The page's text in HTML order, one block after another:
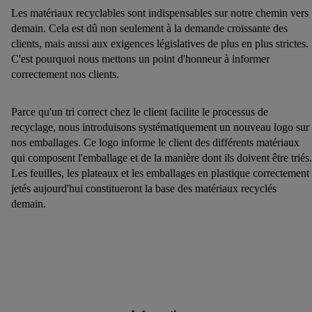
Les matériaux recyclables sont indispensables sur notre chemin vers
demain. Cela est dû non seulement à la demande croissante des
clients, mais aussi aux exigences législatives de plus en plus strictes.
C'est pourquoi nous mettons un point d'honneur à informer
correctement nos clients.
Parce qu'un tri correct chez le client facilite le processus de
recyclage, nous introduisons systématiquement un nouveau logo sur
nos emballages. Ce logo informe le client des différents matériaux
qui composent l'emballage et de la manière dont ils doivent être triés.
Les feuilles, les plateaux et les emballages en plastique correctement
jetés aujourd'hui constitueront la base des matériaux recyclés
demain.
avec d’autres identifiants ou identifiants qui vous sont attribués
et dont dispose Criteo S.A.
Sous réserve de votre accord, les publicités liées au reciblage,
c’est-à-dire des publicités pour des produits pour lesquels vous
avez montré de l’intérêt (par exemple en plaçant le produit
peuvent également être affichées sur plusieurs apppareils et
plusieurs services de Lidl si plusieurs terminaux ou plusieurs
services de Lidl peuvent vous être attribués en utilisant votre
adresse e-mail hachée et, le cas échéant, d’autres
identifiants/identifiants dont dispose Criteo S.A.
Sous « Personnaliser », vous pouvez autoriser des finalités